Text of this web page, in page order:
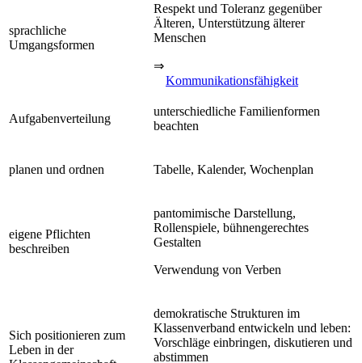
sprachliche
Umgangsformen
Respekt und Toleranz gegenüber
Älteren, Unterstützung älterer
Menschen
⇒
Kommunikationsfähigkeit
Aufgabenverteilung
unterschiedliche Familienformen
beachten
planen und ordnen Tabelle, Kalender, Wochenplan
eigene Pflichten
beschreiben
pantomimische Darstellung,
Rollenspiele, bühnengerechtes
Gestalten
Verwendung von Verben
Sich positionieren zum
Leben in der
demokratische Strukturen im
Klassenverband entwickeln und leben:
Vorschläge einbringen, diskutieren und
abstimmen